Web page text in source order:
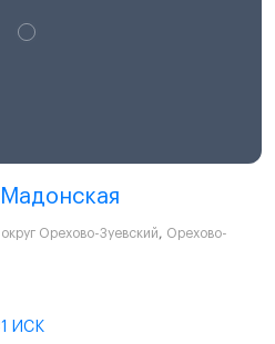
Орехово-Зуевский, Орехово-
ИСК